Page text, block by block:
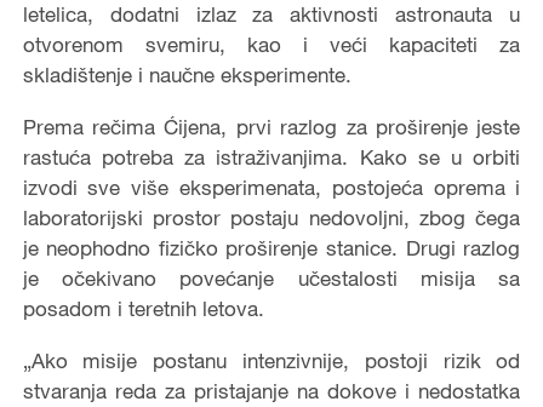
letelica, dodatni izlaz za aktivnosti astronauta u
otvorenom svemiru, kao i veći kapaciteti za
skladištenje i naučne eksperimente.
Prema rečima Ćijena, prvi razlog za proširenje jeste
rastuća potreba za istraživanjima. Kako se u orbiti
izvodi sve više eksperimenata, postojeća oprema i
laboratorijski prostor postaju nedovoljni, zbog čega
je neophodno fizičko proširenje stanice. Drugi razlog
je očekivano povećanje učestalosti misija sa
posadom i teretnih letova.
„Ako misije postanu intenzivnije, postoji rizik od
stvaranja reda za pristajanje na dokove i nedostatka